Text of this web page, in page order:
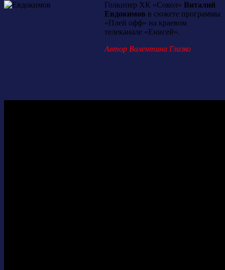
Голкипер ХК «Сокол» Виталий
Евдокимов в сюжете программы
«Плей офф» на краевом
телеканале «Енисей».
Автор Валентина Глазко